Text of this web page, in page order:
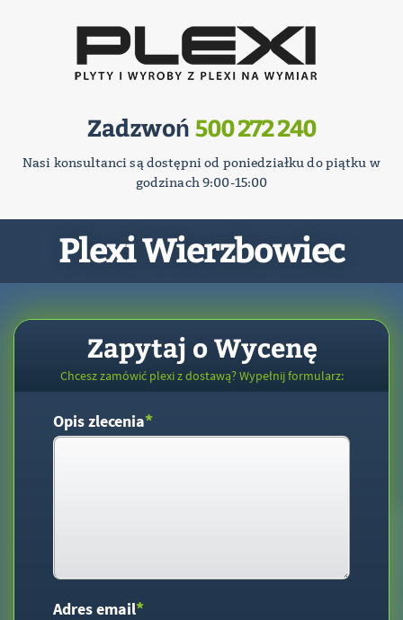
Zadzwoń 500 272 240
Nasi konsultanci są dostępni od poniedziałku do piątku w
godzinach 9:00-15:00
Plexi Wierzbowiec
Zapytaj o Wycenę
Chcesz zamówić plexi z dostawą? Wypełnij formularz:
Opis zlecenia*
Adres email*